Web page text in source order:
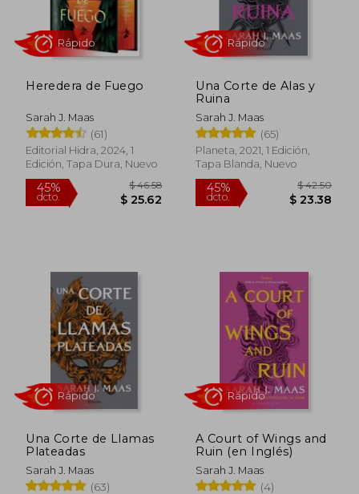
Heredera de Fuego
Sarah J. Maas
(61)
Editorial Hidra, 2024, 1
Edición, Tapa Dura, Nuevo
45%
dcto.
Una Corte de Alas y
Ruina
Sarah J. Maas
(65)
Planeta, 2021, 1 Edición,
Tapa Blanda, Nuevo
45%
dcto.
Una Corte de Llamas
Plateadas
Sarah J. Maas
(63)
A Court of Wings and
Ruin (en Inglés)
Sarah J. Maas
(4)